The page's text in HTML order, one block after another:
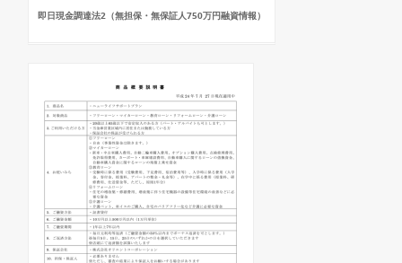
即日現金調達法2（無担保・無保証人750万円融資情報）